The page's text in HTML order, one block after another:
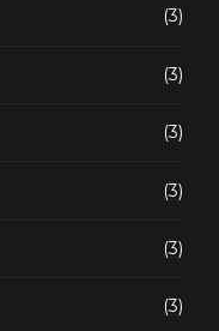
(3)
(3)
(3)
(3)
(3)
(3)